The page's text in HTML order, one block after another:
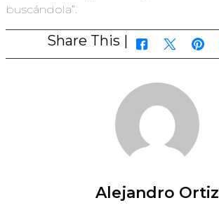
buscándola”.
Share This |
Alejandro Ortiz